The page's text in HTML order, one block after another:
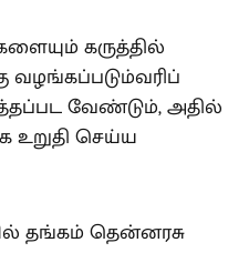
கருத்தில்
வேண்டும், அதில்
உறுதி செய்ய
தங்கம் தென்னரசு